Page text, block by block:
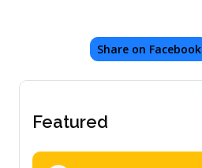
Share on Facebook
Featured